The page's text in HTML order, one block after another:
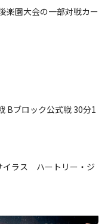
楽園大会の一部対戦カー
ブロック公式戦 30分1
ラス ハートリー・ジ